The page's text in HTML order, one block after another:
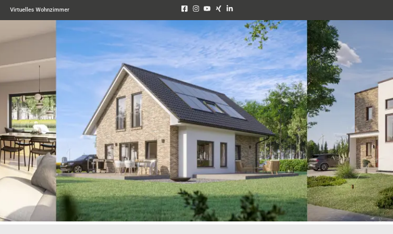
Virtuelles Wohnzimmer